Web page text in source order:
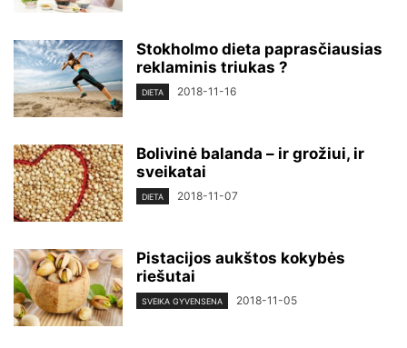
Stokholmo dieta paprasčiausias
reklaminis triukas ?
DIETA 2018-11-16
Bolivinė balanda – ir grožiui, ir
sveikatai
DIETA 2018-11-07
Pistacijos аukštos kokybės
riešutai
SVEIKA GYVENSENA 2018-11-05